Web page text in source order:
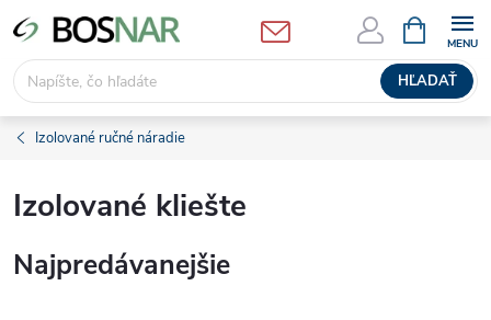
Prejsť
na
obsah
HĽADAŤ
KOŠÍK
Izolované ručné náradie
Izolované kliešte
Najpredávanejšie